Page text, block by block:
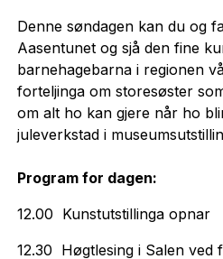
Denne søndagen kan du og
Aasentunet og sjå den fine
barnehagebarna i regionen
forteljinga om storesøster
om alt ho kan gjere når ho
juleverkstad i
Program for dagen:
12.00 Kunstutstillinga opnar
12.30 Høgtlesing i Salen ved